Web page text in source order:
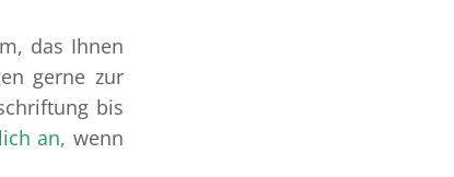
das Ihnen
gerne zur
bis
an, wenn